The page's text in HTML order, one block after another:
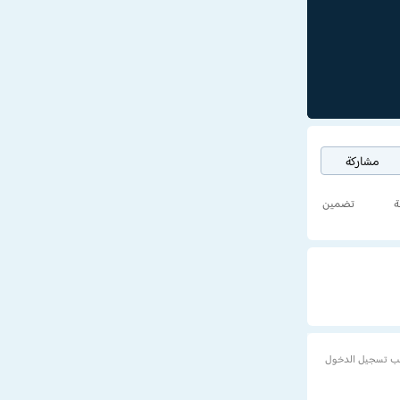
مشاركة
تضمين
تسجيل الدخول